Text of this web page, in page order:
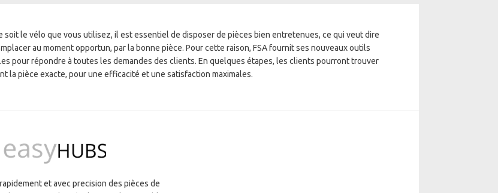
soit le vélo que vous utilisez, il est essentiel de disposer de pièces bien entretenues, ce qui veut dire
au moment opportun, par la bonne pièce. Pour cette raison, FSA fournit ses nouveaux outils
pour répondre à toutes les demandes des clients. En quelques étapes, les clients pourront trouver
la pièce exacte, pour une efficacité et une satisfaction maximales.
et avec precision des pièces de